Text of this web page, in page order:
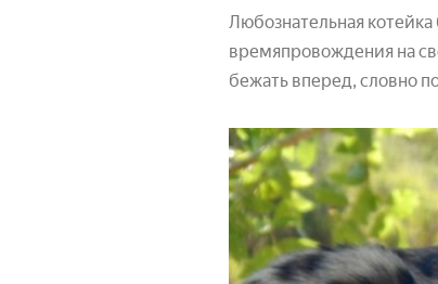
Любознательная котейка
времяпровождения на
бежать вперед, словно